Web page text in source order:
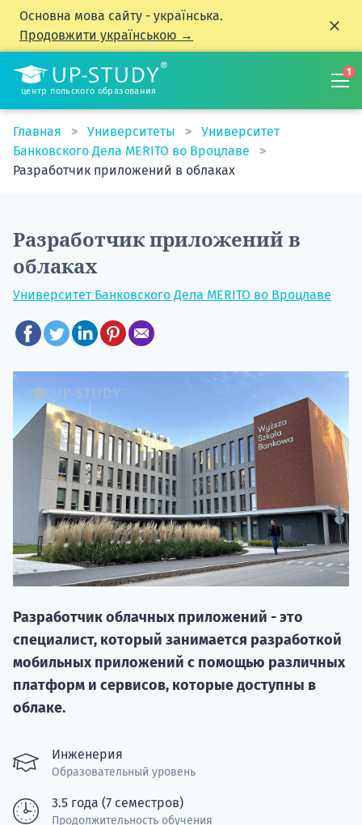
Основна мова сайту - українська.
Продовжити українською →
центр польского образования
1
Главная Университеты
Университет
Банковского Дела MERITO во Вроцлаве
Разработчик приложений в облаках
Разработчик приложений в
облаках
Университет Банковского Дела MERITO во Вроцлаве
Разработчик облачных приложений - это
специалист, который занимается разработкой
мобильных приложений с помощью различных
платформ и сервисов, которые доступны в
облаке.
Инженерия
Образовательный уровень
3.5 года (7 семестров)
Продолжительность обучения
НАБОР